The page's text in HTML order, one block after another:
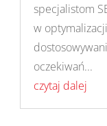
specjalistom
w
oczekiwań...
czytaj dalej